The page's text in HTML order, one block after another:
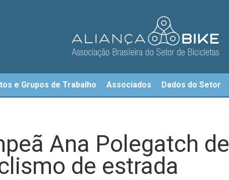
e Grupos de Trabalho Associados Dados do Setor
Ana Polegatch de
de estrada